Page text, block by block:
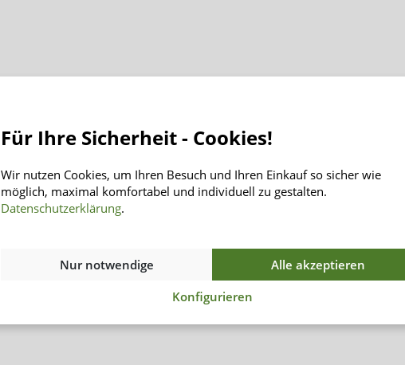
Für Ihre Sicherheit - Cookies!
Wir nutzen Cookies, um Ihren Besuch und Ihren Einkauf so sicher wie
möglich, maximal komfortabel und individuell zu gestalten.
Datenschutzerklärung.
Nur notwendige
Alle akzeptieren
Konfigurieren